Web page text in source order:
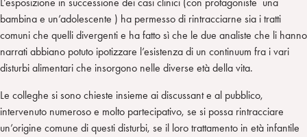
bambina e un’adolescente ) ha permesso di rintracciarne sia i tratti
comuni che quelli divergenti e ha fatto sì che le due analiste che li hanno
narrati abbiano potuto ipotizzare l’esistenza di un continuum fra i vari
disturbi alimentari che insorgono nelle diverse età della vita.
Le colleghe si sono chieste insieme ai discussant e al pubblico,
intervenuto numeroso e molto partecipativo, se si possa rintracciare
un’origine comune di questi disturbi, se il loro trattamento in età infantile